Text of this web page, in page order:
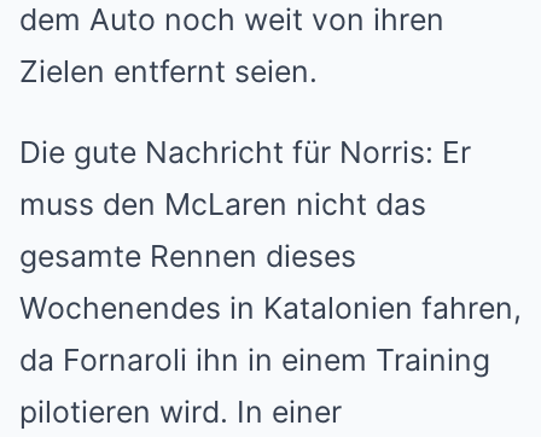
dem Auto noch weit von ihren
Zielen entfernt seien.
Die gute Nachricht für Norris: Er
muss den McLaren nicht das
gesamte Rennen dieses
Wochenendes in Katalonien fahren,
da Fornaroli ihn in einem Training
pilotieren wird. In einer